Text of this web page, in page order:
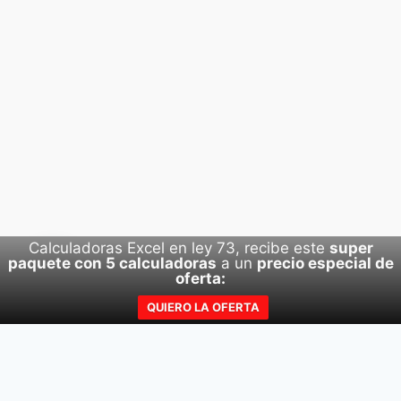
© 2026 ABC De Tu Retiro Derechos Reservados.
Calculadoras Excel en ley 73, recibe este super
paquete con 5 calculadoras a un precio especial de
oferta:
QUIERO LA OFERTA